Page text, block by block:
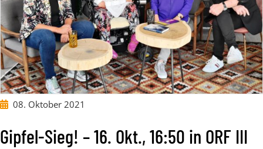
08. Oktober 2021
Gipfel-Sieg! – 16. Okt., 16:50 in ORF III